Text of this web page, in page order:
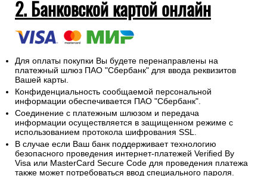
2. Банковской картой онлайн
Для оплаты покупки Вы будете перенаправлены на
платежный шлюз ПАО "Сбербанк" для ввода реквизитов
Вашей карты.
Конфиденциальность сообщаемой персональной
информации обеспечивается ПАО "Сбербанк".
Соединение с платежным шлюзом и передача
информации осуществляется в защищенном режиме с
использованием протокола шифрования SSL.
В случае если Ваш банк поддерживает технологию
безопасного проведения интернет-платежей Verified By
Visa или MasterCard Secure Code для проведения платежа
также может потребоваться ввод специального пароля.